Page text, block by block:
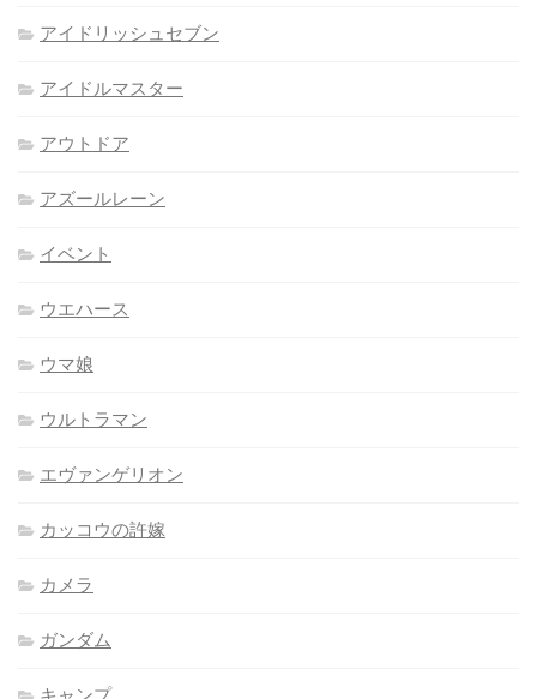
アイドリッシュセブン
アイドルマスター
アウトドア
アズールレーン
イベント
ウエハース
ウマ娘
ウルトラマン
エヴァンゲリオン
カッコウの許嫁
カメラ
ガンダム